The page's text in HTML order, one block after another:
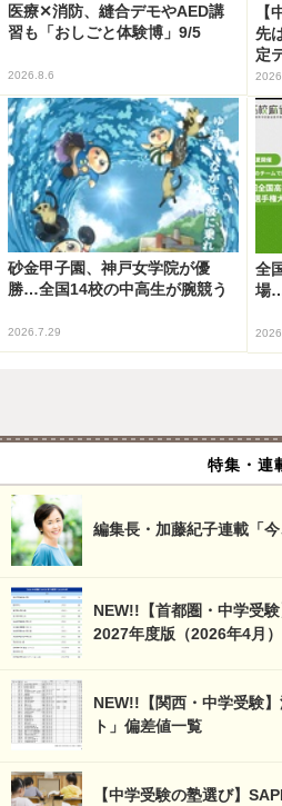
医療✕消防、縫合デモやAED講
習も「おしごと体験博」9/5
2026.8.6
【
先
定
砂金甲子園、神戸女学院が優
勝…全国14校の中高生が腕競う
2026.7.29
全
場
特集・連
編集長・加藤紀子連載「今
NEW!!【首都圏・中学受
2027年度版（2026年4月）
NEW!!【関西・中学受験
ト」偏差値一覧
【中学受験の塾選び】